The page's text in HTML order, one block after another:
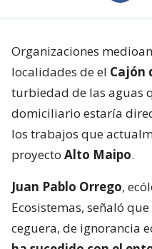
Organizaciones
localidades de el Cajón
turbiedad de las aguas
domiciliario estaría
los trabajos que
proyecto Alto Maipo.
Juan Pablo Orrego,
Ecosistemas, señaló
ceguera, de ignorancia